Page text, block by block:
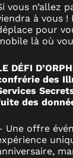
vous n’allez
à vous
pour
là où
DÉFI
des
des
Une offre